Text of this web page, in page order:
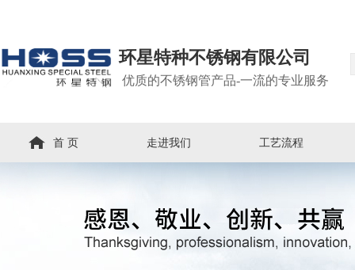
环星特种不锈钢有限公司
优质的不锈钢管产品-一流的专业服务
首 页 走进我们 工艺流程